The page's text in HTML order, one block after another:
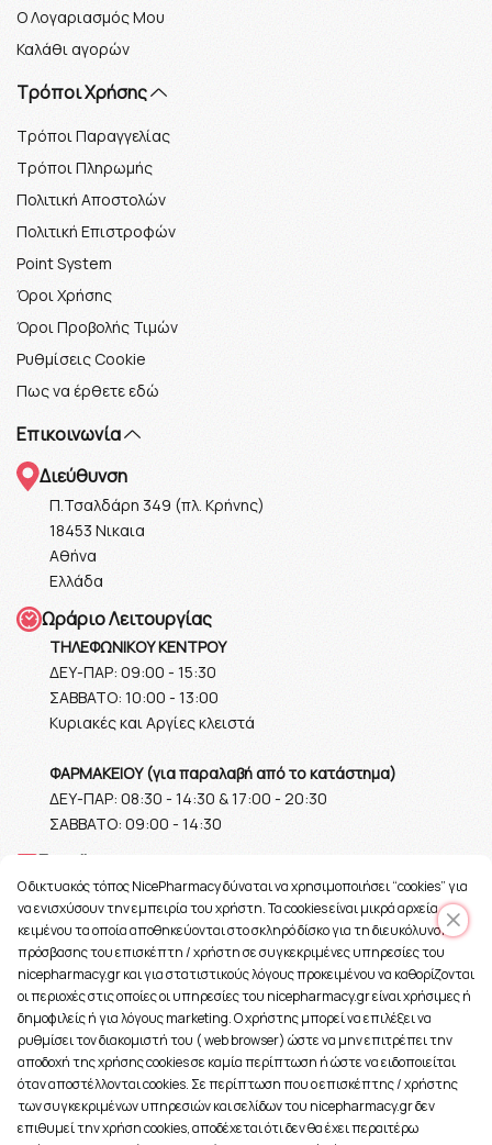
Ο Λογαριασμός Μου
Καλάθι αγορών
Τρόποι Χρήσης
Τρόποι Παραγγελίας
Τρόποι Πληρωμής
Πολιτική Αποστολών
Πολιτική Επιστροφών
Point System
Όροι Χρήσης
Όροι Προβολής Τιμών
Ρυθμίσεις Cookie
Πως να έρθετε εδώ
Επικοινωνία
Διεύθυνση
Π.Τσαλδάρη 349 (πλ. Κρήνης)
18453 Νικαια
Αθήνα
Ελλάδα
Ωράριο Λειτουργίας
ΤΗΛΕΦΩΝΙΚΟΥ ΚΕΝΤΡΟΥ
ΔΕΥ-ΠΑΡ: 09:00 - 15:30
ΣΑΒΒΑΤΟ: 10:00 - 13:00
Κυριακές και Αργίες κλειστά
ΦΑΡΜΑΚΕΙΟΥ (για παραλαβή από το κατάστημα)
ΔΕΥ-ΠΑΡ: 08:30 - 14:30 & 17:00 - 20:30
ΣΑΒΒΑΤΟ: 09:00 - 14:30
Ε-mail
info@nicepharmacy.gr
O δικτυακός τόπος NicePharmacy δύναται να χρησιμοποιήσει “cookies” για
να ενισχύσουν την εμπειρία του χρήστη. Τα cookies είναι μικρά αρχεία
κειμένου τα οποία αποθηκεύονται στο σκληρό δίσκο για τη διευκόλυνση
πρόσβασης του επισκέπτη / χρήστη σε συγκεκριμένες υπηρεσίες του
nicepharmacy.gr και για στατιστικούς λόγους προκειμένου να καθορίζονται
οι περιοχές στις οποίες οι υπηρεσίες του nicepharmacy.gr είναι χρήσιμες ή
δημοφιλείς ή για λόγους marketing. Ο χρήστης μπορεί να επιλέξει να
ρυθμίσει τον διακομιστή του ( web browser) ώστε να μην επιτρέπει την
αποδοχή της χρήσης cookies σε καμία περίπτωση ή ώστε να ειδοποιείται
όταν αποστέλλονται cookies. Σε περίπτωση που ο επισκέπτης / χρήστης
των συγκεκριμένων υπηρεσιών και σελίδων του nicepharmacy.gr δεν
επιθυμεί την χρήση cookies, αποδέχεται ότι δεν θα έχει περαιτέρω